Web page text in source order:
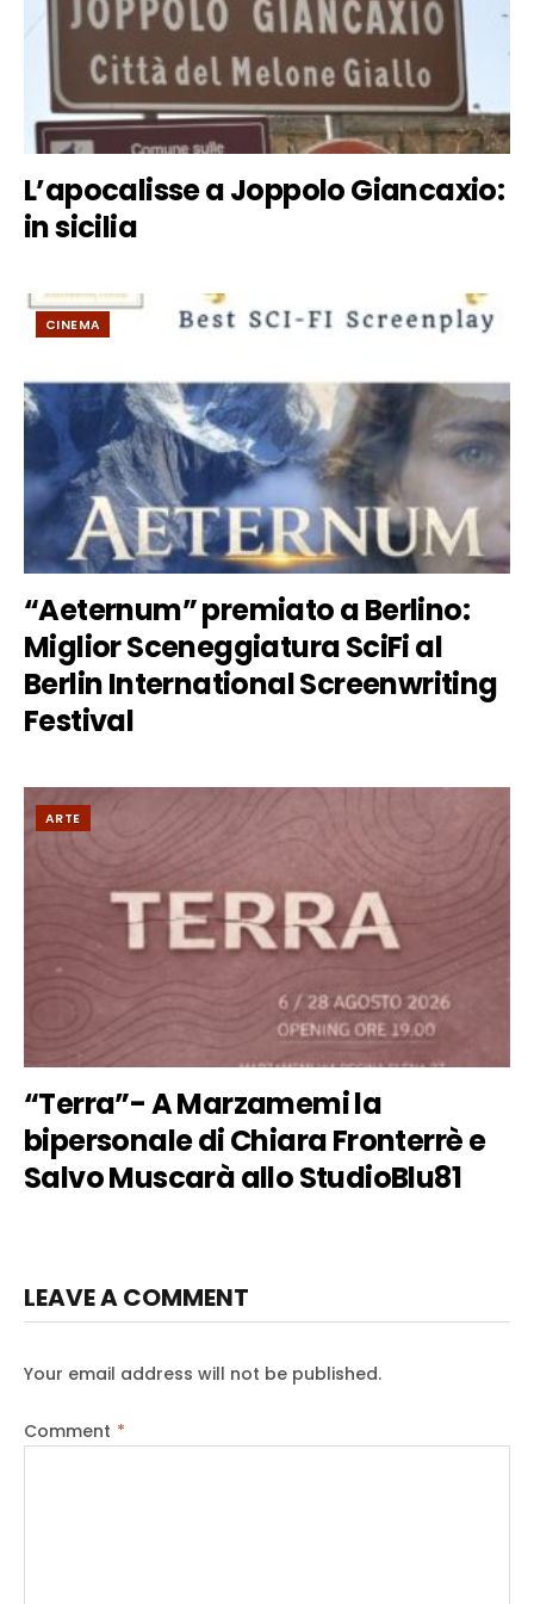
L’apocalisse a Joppolo Giancaxio:
in sicilia
CINEMA
“Aeternum” premiato a Berlino:
Miglior Sceneggiatura SciFi al
Berlin International Screenwriting
Festival
ARTE
“Terra”- A Marzamemi la
bipersonale di Chiara Fronterrè e
Salvo Muscarà allo StudioBlu81
LEAVE A COMMENT
Your email address will not be published.
Comment *